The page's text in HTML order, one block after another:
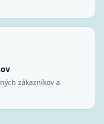
zákazníkov a